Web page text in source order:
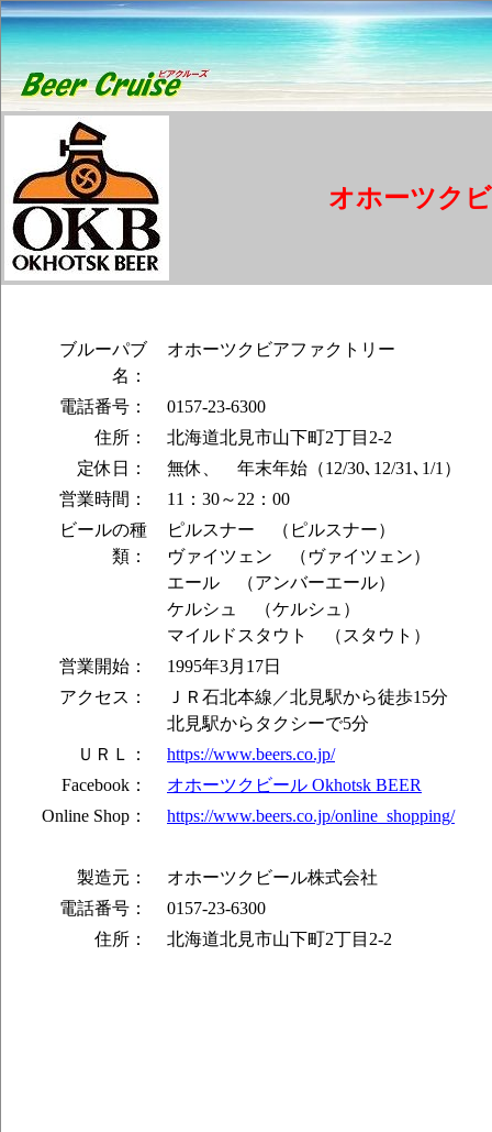
オホーツク
ブルーパブ
名：
オホーツクビアファクトリー
電話番号：
0157-23-6300
住所：
北海道北見市山下町2丁目2-2
定休日：
無休、 年末年始（12/30､12/31､1/1）
営業時間：
11：30～22：00
ビールの種
類：
ピルスナー （ピルスナー）
ヴァイツェン （ヴァイツェン）
エール （アンバーエール）
ケルシュ （ケルシュ）
マイルドスタウト （スタウト）
営業開始：
1995年3月17日
アクセス：
ＪＲ石北本線／北見駅から徒歩15分
北見駅からタクシーで5分
ＵＲＬ：
https://www.beers.co.jp/
Facebook：
オホーツクビール Okhotsk BEER
Online Shop：
https://www.beers.co.jp/online_shopping/
製造元：
オホーツクビール株式会社
電話番号：
0157-23-6300
住所：
北海道北見市山下町2丁目2-2